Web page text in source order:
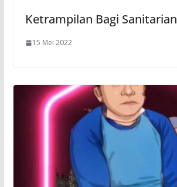
Ketrampilan Bagi Sanitarian
15 Mei 2022